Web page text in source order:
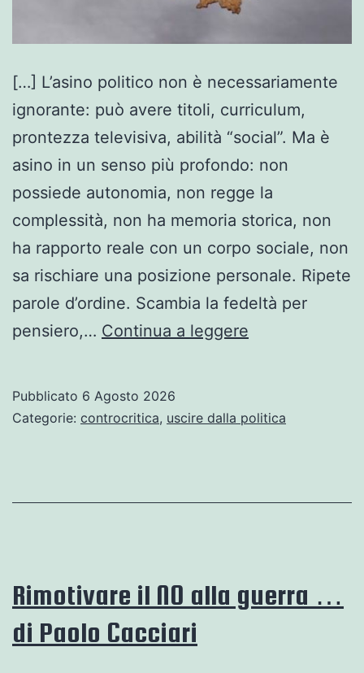
[…] L’asino politico non è necessariamente
ignorante: può avere titoli, curriculum,
prontezza televisiva, abilità “social”. Ma è
asino in un senso più profondo: non
possiede autonomia, non regge la
complessità, non ha memoria storica, non
ha rapporto reale con un corpo sociale, non
sa rischiare una posizione personale. Ripete
parole d’ordine. Scambia la fedeltà per
pensiero,… Continua a leggere
nominati?
Pubblicato 6 Agosto 2026
Categorie: controcritica, uscire dalla politica
Rimotivare il NO alla guerra …
di Paolo Cacciari